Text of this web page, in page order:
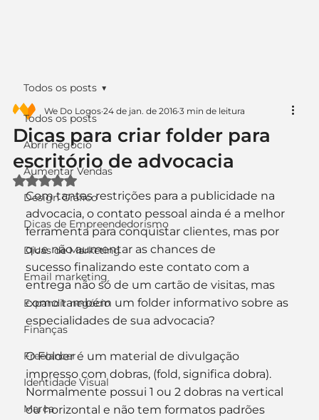
Todos os posts
Abrir negócio
Aumentar Vendas
Design Gráfico
Dicas de Empreendedorismo
Dicas de Marketing
Email marketing
Expandir negócio
Finanças
Freelancer
Identidade Visual
Marca
Todos os posts
Dicas para criar folder para
escritório de advocacia
We Do Logos 24 de jan. de 2016 3 min de leitura
Avaliado com NaN de 5 estrelas.
Com tantas restrições para a publicidade na
advocacia, o contato pessoal ainda é a melhor
ferramenta para conquistar clientes, mas por
que não aumentar as chances de
sucesso finalizando este contato com a
entrega não só de um cartão de visitas, mas
como também um folder informativo sobre as
especialidades de sua advocacia?
O Folder é um material de divulgação
impresso com dobras, (fold, significa dobra).
Normalmente possui 1 ou 2 dobras na vertical
ou horizontal e não tem formatos padrões